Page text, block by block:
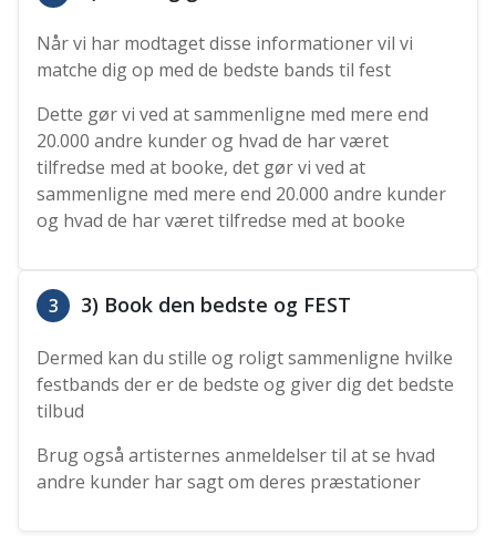
Når vi har modtaget disse informationer vil vi
matche dig op med de bedste bands til fest
Dette gør vi ved at sammenligne med mere end
20.000 andre kunder og hvad de har været
tilfredse med at booke, det gør vi ved at
sammenligne med mere end 20.000 andre kunder
og hvad de har været tilfredse med at booke
3 3) Book den bedste og FEST
Dermed kan du stille og roligt sammenligne hvilke
festbands der er de bedste og giver dig det bedste
tilbud
Brug også artisternes anmeldelser til at se hvad
andre kunder har sagt om deres præstationer